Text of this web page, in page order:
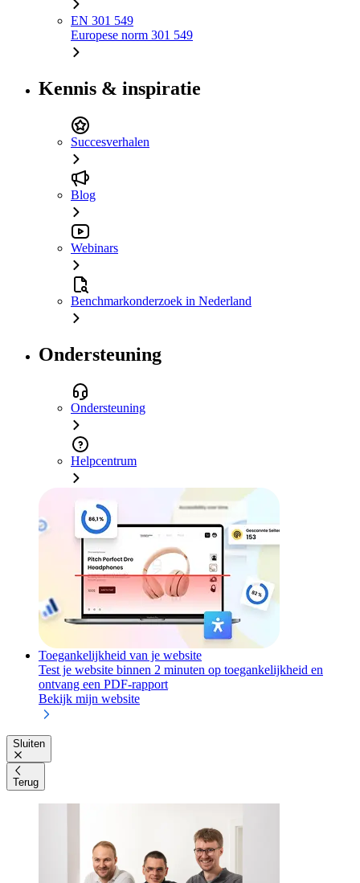
EN 301 549
Europese norm 301 549
Kennis & inspiratie
Succesverhalen
Blog
Webinars
Benchmarkonderzoek in Nederland
Ondersteuning
Ondersteuning
Helpcentrum
Toegankelijkheid van je website
Test je website binnen 2 minuten op toegankelijkheid en
ontvang een PDF-rapport
Bekijk mijn website
Sluiten
Terug